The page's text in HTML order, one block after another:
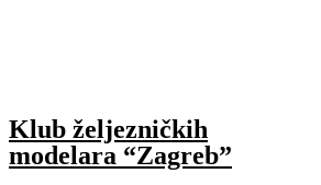
Klub željezničkih
modelara “Zagreb”